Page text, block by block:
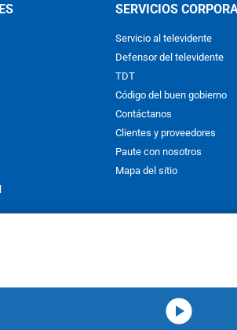
SERVICIOS
Servicio al televidente
Defensor del televidente
TDT
Código del buen gobierno
Contáctanos
Clientes y proveedores
Paute con nosotros
Mapa del sitio
su reproducción total o parcial, así
or in part, or translation without written